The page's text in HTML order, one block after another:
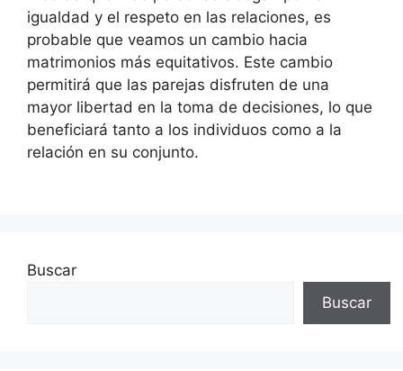
igualdad y el respeto en las relaciones, es
probable que veamos un cambio hacia
matrimonios más equitativos. Este cambio
permitirá que las parejas disfruten de una
mayor libertad en la toma de decisiones, lo que
beneficiará tanto a los individuos como a la
relación en su conjunto.
Buscar
Buscar